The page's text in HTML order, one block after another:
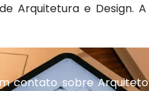
Arquitetura e Design.
contato sobre